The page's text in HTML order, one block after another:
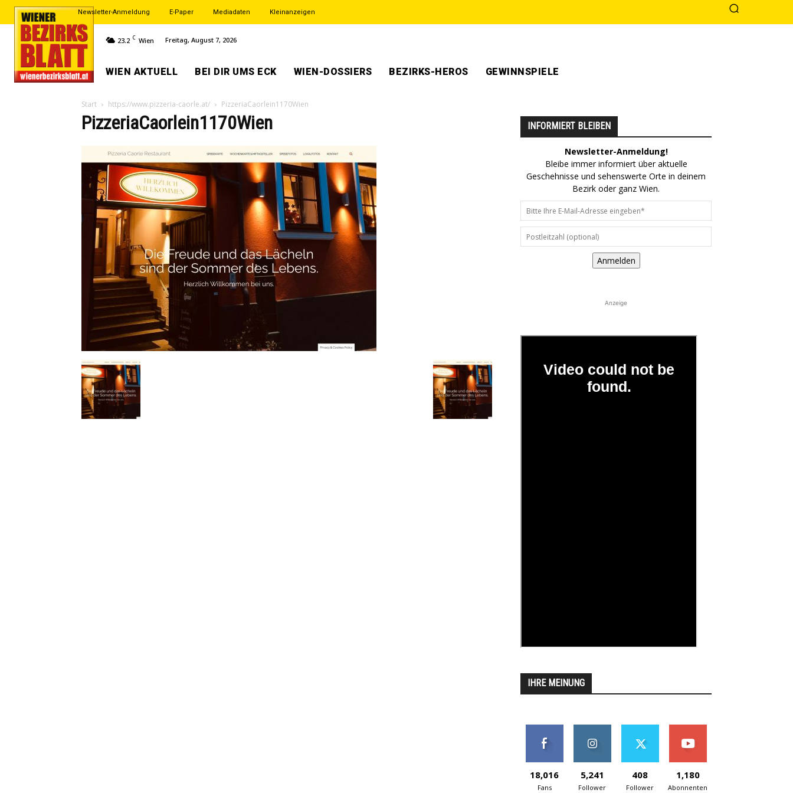
Newsletter-Anmeldung E-Paper Mediadaten Kleinanzeigen
23.2 C Wien Freitag, August 7, 2026
WIEN AKTUELL BEI DIR UMS ECK WIEN-DOSSIERS BEZIRKS-HEROS GEWINNSPIELE
Start https://www.pizzeria-caorle.at/ PizzeriaCaorlein1170Wien
PizzeriaCaorlein1170Wien INFORMIERT BLEIBEN
Newsletter-Anmeldung!
Bleibe immer informiert über aktuelle
Geschehnisse und sehenswerte Orte in deinem
Bezirk oder ganz Wien.
Anmelden
Anzeige
IHRE MEINUNG
18,016
Fans
5,241
Follower
408
Follower
1,180
Abonnenten